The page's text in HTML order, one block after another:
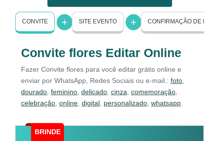
CONVITE SITE EVENTO CONFIRMAÇÃO DE
Convite flores Editar Online
Fazer Convite flores para você editar grátis online e
enviar por WhatsApp, Redes Sociais ou e-mail.: foto
dourado feminino delicado cinza comemoração
celebração online digital personalizado whatsapp
BRINDE